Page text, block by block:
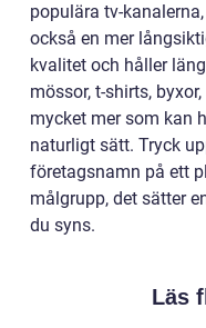
populära tv-
också en mer
kvalitet och håller
mössor, t-shirts,
mycket mer som kan
naturligt sätt. Tryck
företagsnamn på ett
målgrupp, det sätter
du syns.
Läs